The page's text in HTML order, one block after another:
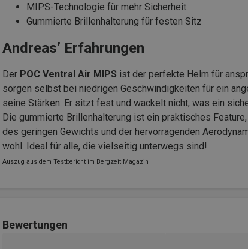
MIPS-Technologie für mehr Sicherheit
Gummierte Brillenhalterung für festen Sitz
Andreas’ Erfahrungen
Der POC Ventral Air MIPS ist der perfekte Helm für
sorgen selbst bei niedrigen Geschwindigkeiten für ein
seine Stärken: Er sitzt fest und wackelt nicht, was ein
Die gummierte Brillenhalterung ist ein praktisches
des geringen Gewichts und der hervorragenden
wohl. Ideal für alle, die vielseitig unterwegs sind!
Auszug aus dem Testbericht im Bergzeit Magazin
Bewertungen